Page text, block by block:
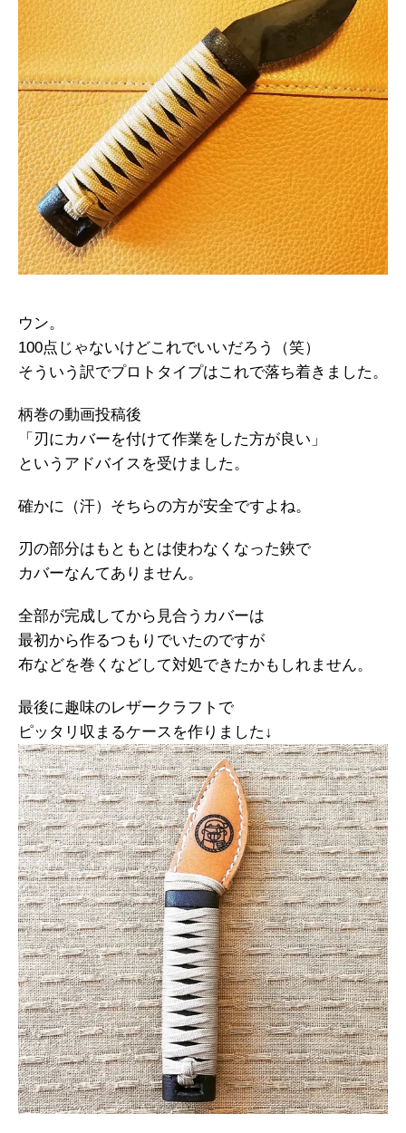
ウン。
100点じゃないけどこれでいいだろう（笑）
そういう訳でプロトタイプはこれで落ち着きました。
柄巻の動画投稿後
「刃にカバーを付けて作業をした方が良い」
というアドバイスを受けました。
確かに（汗）そちらの方が安全ですよね。
刃の部分はもともとは使わなくなった鋏で
カバーなんてありません。
全部が完成してから見合うカバーは
最初から作るつもりでいたのですが
布などを巻くなどして対処できたかもしれません。
最後に趣味のレザークラフトで
ピッタリ収まるケースを作りました↓